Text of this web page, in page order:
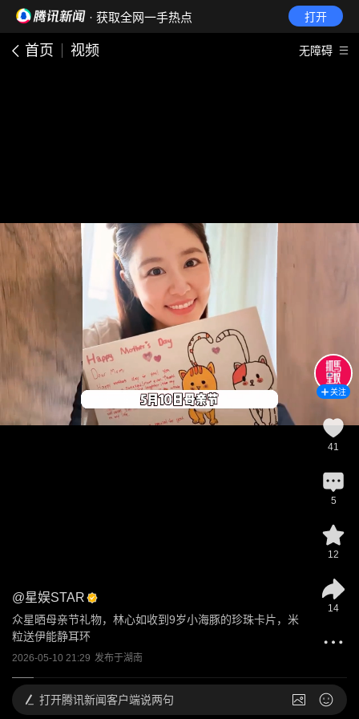
· 获取全网一手热点 打开
首页 视频 无障碍
@星娱STAR
众星晒母亲节礼物，林心如收到9岁小海豚的珍珠卡片，米
粒送伊能静耳环
2026-05-10 21:29 发布于湖南
关注
41
5
12
14
打开腾讯新闻客户端说两句